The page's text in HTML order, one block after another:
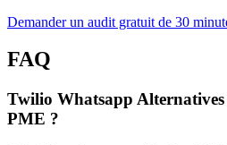
Demander un audit gratuit de 30
FAQ
Twilio Whatsapp Alternatives
PME ?